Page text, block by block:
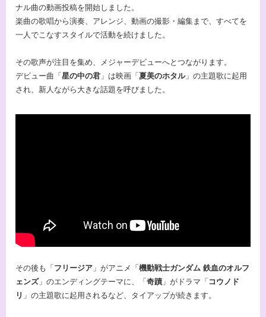
ナル曲の動画投稿を開始しました。
楽曲の歌唱から演奏、アレンジ、動画の撮影・編集まで、すべてを
一人でこなすスタイルで活動を続けました。
その歌声が注目を集め、メジャーデビューへとつながります。
デビュー曲「 星の中の君 」は映画「 夏美のホタル」の主題歌に起用
され、新人ながら大きな話題を呼びました。
その後も「フリージア 」がアニメ「機動戦士ガンダム 鉄血のオルフ
ェンズ」のエンディングテーマに、「奇蹟 」がドラマ「 コウノド
リ 」の主題歌に起用されるなど、タイアップが続きます。